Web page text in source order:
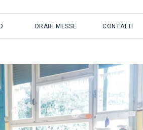
ORARI MESSE CONTATTI